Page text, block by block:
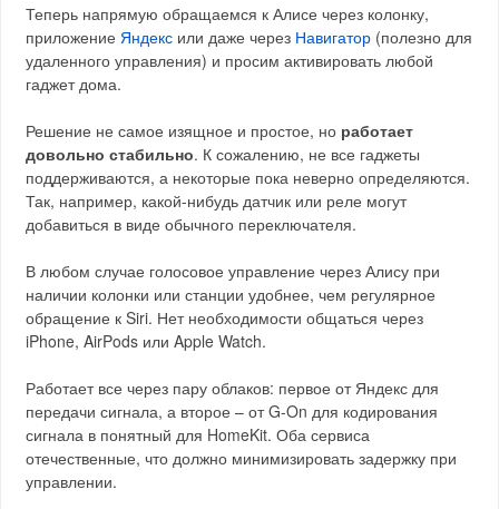
Теперь напрямую обращаемся к Алисе через колонку,
приложение Яндекс или даже через Навигатор (полезно для
удаленного управления) и просим активировать любой
гаджет дома.
Решение не самое изящное и простое, но работает
довольно стабильно. К сожалению, не все гаджеты
поддерживаются, а некоторые пока неверно определяются.
Так, например, какой-нибудь датчик или реле могут
добавиться в виде обычного переключателя.
В любом случае голосовое управление через Алису при
наличии колонки или станции удобнее, чем регулярное
обращение к Siri. Нет необходимости общаться через
iPhone, AirPods или Apple Watch.
Работает все через пару облаков: первое от Яндекс для
передачи сигнала, а второе – от G-On для кодирования
сигнала в понятный для HomeKit. Оба сервиса
отечественные, что должно минимизировать задержку при
управлении.